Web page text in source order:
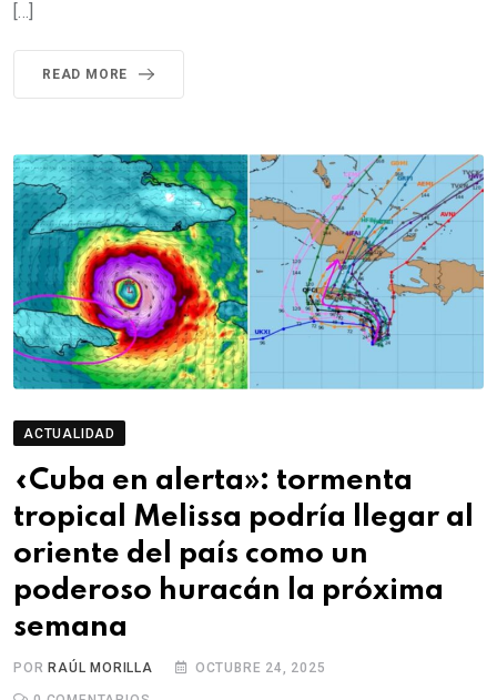
[…]
READ MORE
ACTUALIDAD
«Cuba en alerta»: tormenta
tropical Melissa podría llegar al
oriente del país como un
poderoso huracán la próxima
semana
POR RAÚL MORILLA OCTUBRE 24, 2025